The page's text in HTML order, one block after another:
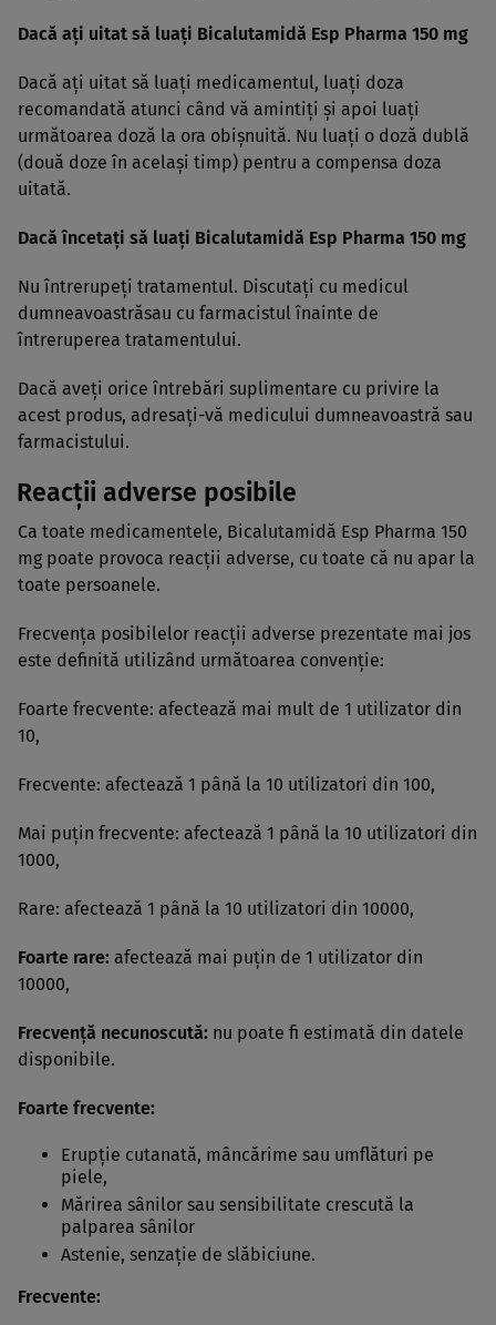
Dacă aţi uitat să luaţi Bicalutamidă Esp Pharma 150 mg
Dacă aţi uitat să luaţi medicamentul, luaţi doza
recomandată atunci când vă amintiţi şi apoi luaţi
următoarea doză la ora obişnuită. Nu luaţi o doză dublă
(două doze în acelaşi timp) pentru a compensa doza
uitată.
Dacă încetaţi să luaţi Bicalutamidă Esp Pharma 150 mg
Nu întrerupeţi tratamentul. Discutaţi cu medicul
dumneavoastrăsau cu farmacistul înainte de
întreruperea tratamentului.
Dacă aveţi orice întrebări suplimentare cu privire la
acest produs, adresaţi-vă medicului dumneavoastră sau
farmacistului.
Reacţii adverse posibile
Ca toate medicamentele, Bicalutamidă Esp Pharma 150
mg poate provoca reacţii adverse, cu toate că nu apar la
toate persoanele.
Frecvenţa posibilelor reacţii adverse prezentate mai jos
este definită utilizând următoarea convenţie:
Foarte frecvente: afectează mai mult de 1 utilizator din
10,
Frecvente: afectează 1 până la 10 utilizatori din 100,
Mai puţin frecvente: afectează 1 până la 10 utilizatori din
1000,
Rare: afectează 1 până la 10 utilizatori din 10000,
Foarte rare:afectează mai puţin de 1 utilizator din
10000,
Frecvenţă necunoscută: nu poate fi estimată din datele
disponibile.
Foarte frecvente:
Erupţie cutanată, mâncărime sau umflături pe
piele,
Mărirea sânilor sau sensibilitate crescută la
palparea sânilor
Astenie, senzaţie de slăbiciune.
Frecvente: